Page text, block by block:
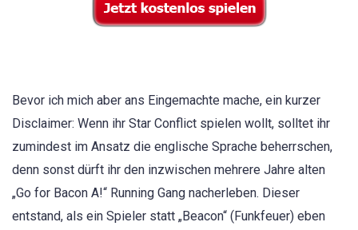
Bevor ich mich aber ans Eingemachte mache, ein kurzer
Disclaimer: Wenn ihr Star Conflict spielen wollt, solltet ihr
zumindest im Ansatz die englische Sprache beherrschen,
denn sonst dürft ihr den inzwischen mehrere Jahre alten
„Go for Bacon A!“ Running Gang nacherleben. Dieser
entstand, als ein Spieler statt „Beacon“ (Funkfeuer) eben